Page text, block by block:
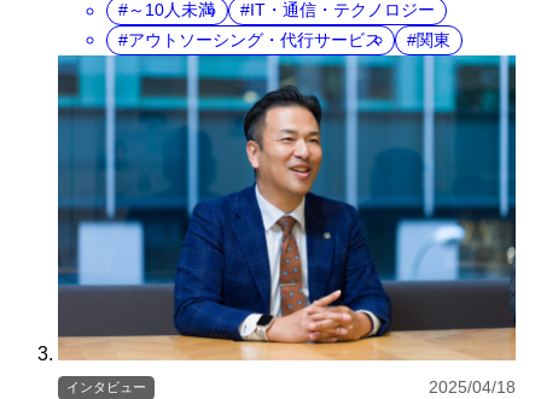
～10人未満
IT・通信・テクノロジー
アウトソーシング・代行サービス
関東
インタビュー 2025/04/18